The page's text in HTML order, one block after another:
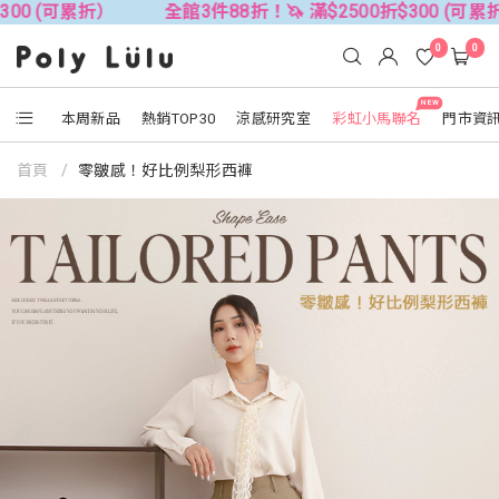
(可累折） 全館3件88折！🦄 滿$2500折$300 (可累折）
本周新品 熱銷TOP30 涼感研究室
NEW
彩虹小馬聯名 門市資
0 0
首頁 零皺感！好比例梨形西褲